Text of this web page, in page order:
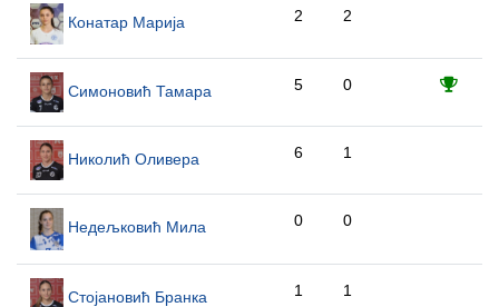
Конатар Марија 2 2
Симоновић Тамара 5 0
Николић Оливера 6 1
Недељковић Мила 0 0
Стојановић Бранка 1 1